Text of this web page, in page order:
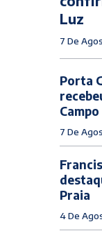
Luz
7 De
Porta
7 De
Praia
4 De